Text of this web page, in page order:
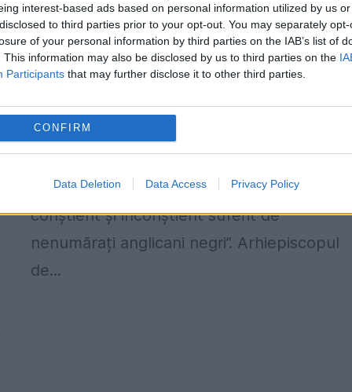
interest-based ads based on personal information utilized by us
to third parties prior to your opt-out. You may separately
of your personal information by third parties on the IAB’s list of
This information may also be disclosed by us to third parties on the
Participants that may further disclose it to other third parties.
CONFIRM
Data Deletion Data Access Privacy Policy
După Brexit, Biserica Angliei se pune
colț: „Am deteriorat imaginea lui
Dumnezeu”
Reunită pentru un sinod general, Biserica
Angliei a votat „în unanimitate” o moțiune
prin care își „cere iertare pentru rasismul
conștient și inconștient suferit de
nenumărați anglicani negri”. Arhiepiscopul
de...